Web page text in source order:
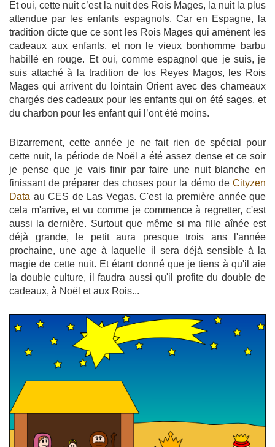
Et oui, cette nuit c’est la nuit des Rois Mages, la nuit la plus
attendue par les enfants espagnols. Car en Espagne, la
tradition dicte que ce sont les Rois Mages qui amènent les
cadeaux aux enfants, et non le vieux bonhomme barbu
habillé en rouge. Et oui, comme espagnol que je suis, je
suis attaché à la tradition de los Reyes Magos, les Rois
Mages qui arrivent du lointain Orient avec des chameaux
chargés des cadeaux pour les enfants qui on été sages, et
du charbon pour les enfant qui l’ont été moins.
Bizarrement, cette année je ne fait rien de spécial pour
cette nuit, la période de Noël a été assez dense et ce soir
je pense que je vais finir par faire une nuit blanche en
finissant de préparer des choses pour la démo de Cityzen
Data au CES de Las Vegas. C'est la première année que
cela m'arrive, et vu comme je commence à regretter, c'est
aussi la dernière. Surtout que même si ma fille aînée est
déjà grande, le petit aura presque trois ans l'année
prochaine, une age à laquelle il sera déjà sensible à la
magie de cette nuit. Et étant donné que je tiens à qu'il aie
la double culture, il faudra aussi qu'il profite du double de
cadeaux, à Noël et aux Rois...